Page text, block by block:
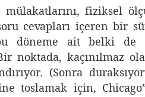
mülakatlarını, fiziksel
cevapları içeren bir
döneme ait belki de
noktada, kaçınılmaz
(Sonra
toslamak için,